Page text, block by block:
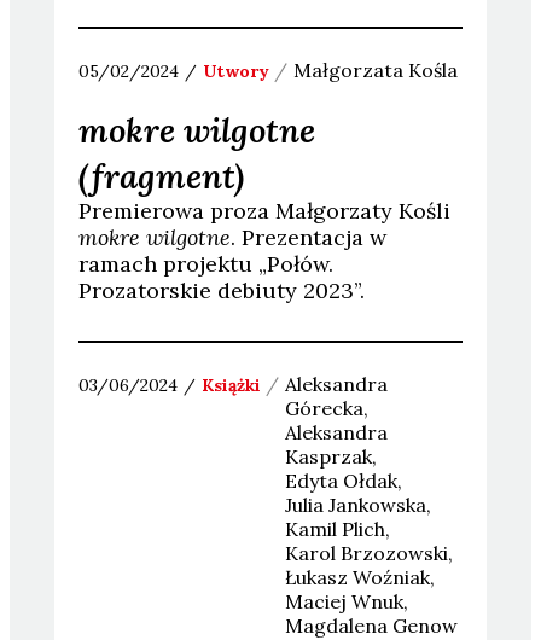
05/02/2024 Utwory MałgorzataKośla
mokre wilgotne
(fragment)
Premierowa proza Małgorzaty Kośli
mokre wilgotne. Prezentacja w
ramach projektu „Połów.
Prozatorskie debiuty 2023”.
03/06/2024 Książki
Aleksandra
Górecka
Aleksandra
Kasprzak
EdytaOłdak
JuliaJankowska
KamilPlich
KarolBrzozowski
Łukasz Woźniak
Maciej Wnuk
MagdalenaGenow